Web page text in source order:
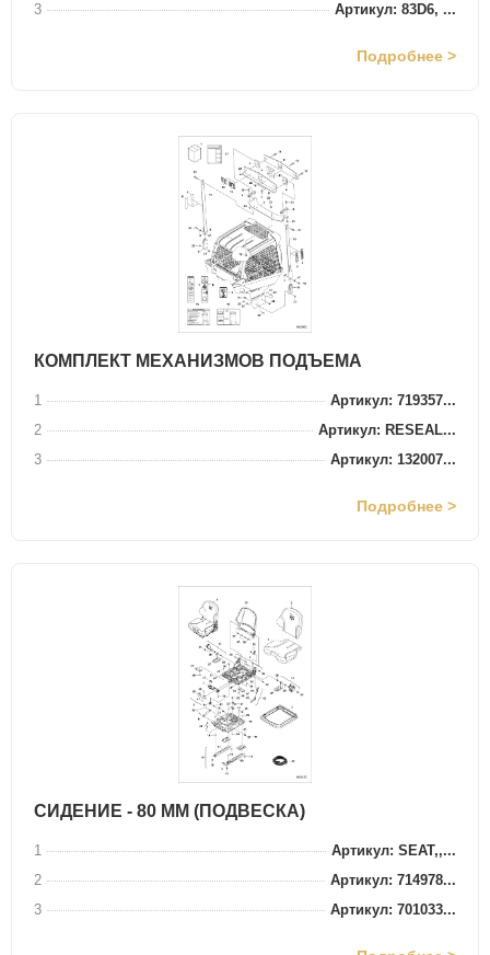
3 Артикул: 83D6, ...
Подробнее >
КОМПЛЕКТ МЕХАНИЗМОВ ПОДЪЕМА
1
Артикул: 719357...
2
Артикул: RESEAL...
3
Артикул: 132007...
Подробнее >
СИДЕНИЕ - 80 ММ (ПОДВЕСКА)
1
Артикул: SEAT,,...
2
Артикул: 714978...
3
Артикул: 701033...